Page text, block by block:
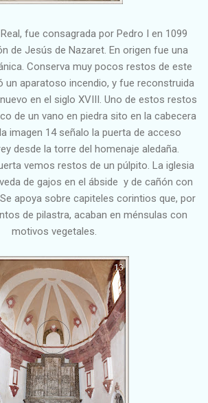
fue consagrada por Pedro I en 1099
de Jesús de Nazaret. En origen fue una
Conserva muy pocos restos de este
un aparatoso incendio, y fue reconstruida
en el siglo XVIII. Uno de estos restos
de un vano en piedra sito en la cabecera
imagen 14 señalo la puerta de acceso
desde la torre del homenaje aledaña.
vemos restos de un púlpito. La iglesia
de gajos en el ábside y de cañón con
apoya sobre capiteles corintios que, por
de pilastra, acaban en ménsulas con
motivos vegetales.